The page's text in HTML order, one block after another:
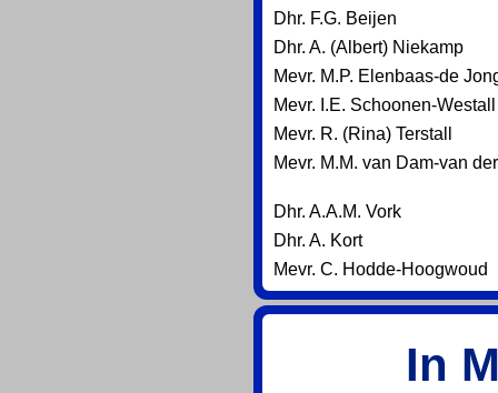
Dhr. F.G. Beijen
Dhr. A. (Albert) Niekamp
Mevr. M.P. Elenbaas-de
Mevr. I.E. Schoonen-Westall
Mevr. R. (Rina) Terstall
Mevr. M.M. van Dam-van
Dhr. A.A.M. Vork
Dhr. A. Kort
Mevr. C. Hodde-Hoogwoud
In